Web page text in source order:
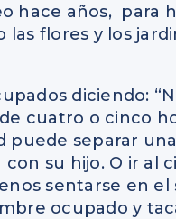
hace años, para
flores y los
diciendo:
cuatro o cinco
puede separar
su hijo. O ir al
sentarse en el
ocupado y